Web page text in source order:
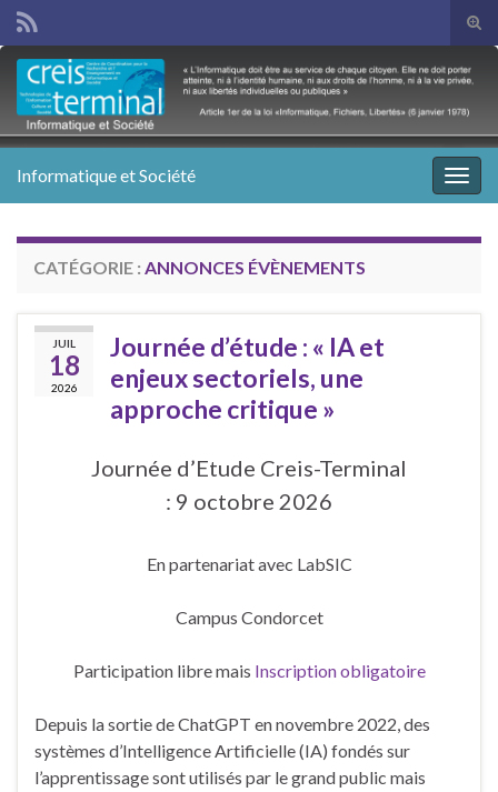
Search for:
Informatique et Société
CATÉGORIE : ANNONCES ÉVÈNEMENTS
JUIL
18
2026
Journée d’étude : « IA et
enjeux sectoriels, une
approche critique »
Journée d’Etude Creis-Terminal
: 9 octobre 2026
En partenariat avec LabSIC
Campus Condorcet
Participation libre mais Inscription obligatoire
Depuis la sortie de ChatGPT en novembre 2022, des
systèmes d’Intelligence Artificielle (IA) fondés sur
l’apprentissage sont utilisés par le grand public mais